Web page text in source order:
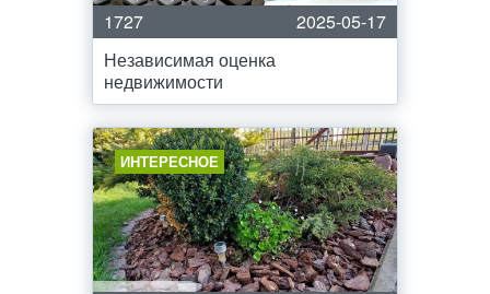
1727
2025-05-17
Независимая оценка
недвижимости
ИНТЕРЕСНОЕ